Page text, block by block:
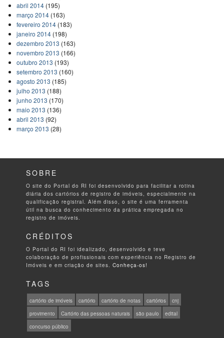
abril 2014(195)
março 2014(163)
fevereiro 2014(183)
janeiro 2014(198)
dezembro 2013 (163)
novembro 2013 (166)
outubro 2013 (193)
setembro 2013 (160)
agosto 2013 (185)
julho 2013 (188)
junho 2013 (170)
maio 2013 (136)
abril 2013 (92)
março 2013 (28)
SOBRE
O site do Portal do RI foi desenvolvido para facilitar a rotina
diária dos cartórios de registro de imóveis, especialmente na
qualificação registral. Além disso, o site é uma ferramenta
útil na busca do conhecimento da prática empregada no
registro de imóveis.
CRÉDITOS
O Portal do RI foi idealizado, desenvolvido e teve
colaboração de profissionais com experiência no Registro de
Imóveis e em criação de sites.Conheça-os!
TAGS
cartório de imóveis cartório cartório de notas cartórios
cnj
provimento
Cartório das pessoas naturais são paulo
edital
concurso público